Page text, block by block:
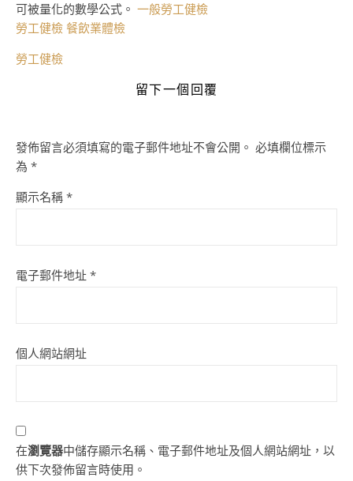
可被量化的數學公式。 一般勞工健檢
勞工健檢 餐飲業體檢
勞工健檢
留下一個回覆
發佈留言必須填寫的電子郵件地址不會公開。 必填欄位標示
為 *
顯示名稱 *
電子郵件地址 *
個人網站網址
在瀏覽器中儲存顯示名稱、電子郵件地址及個人網站網址，以
供下次發佈留言時使用。